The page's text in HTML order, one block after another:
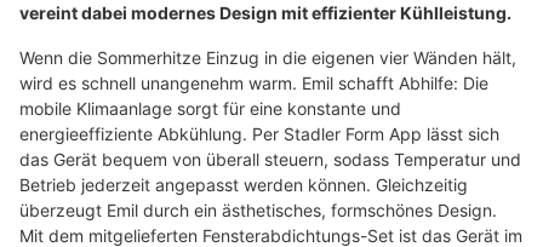
vereint dabei modernes Design mit effizienter Kühlleistung.
Wenn die Sommerhitze Einzug in die eigenen vier Wänden hält,
wird es schnell unangenehm warm. Emil schafft Abhilfe: Die
mobile Klimaanlage sorgt für eine konstante und
energieeffiziente Abkühlung. Per Stadler Form App lässt sich
das Gerät bequem von überall steuern, sodass Temperatur und
Betrieb jederzeit angepasst werden können. Gleichzeitig
überzeugt Emil durch ein ästhetisches, formschönes Design.
Mit dem mitgelieferten Fensterabdichtungs-Set ist das Gerät im